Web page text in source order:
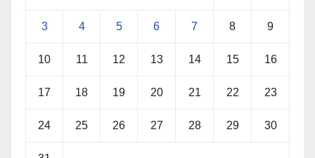
3 4 5 6 7 8 9
10 11 12 13 14 15 16
17 18 19 20 21 22 23
24 25 26 27 28 29 30